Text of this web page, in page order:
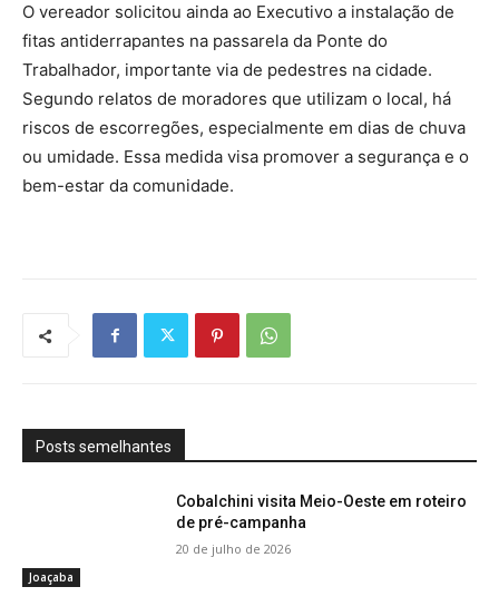
O vereador solicitou ainda ao Executivo a instalação de
fitas antiderrapantes na passarela da Ponte do
Trabalhador, importante via de pedestres na cidade.
Segundo relatos de moradores que utilizam o local, há
riscos de escorregões, especialmente em dias de chuva
ou umidade. Essa medida visa promover a segurança e o
bem-estar da comunidade.
Posts semelhantes
Joaçaba
Cobalchini visita Meio-Oeste em roteiro
de pré-campanha
20 de julho de 2026